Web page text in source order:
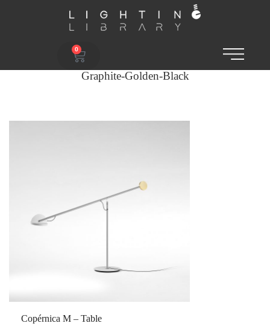
0
Graphite-Golden-Black
Copérnica M – Table